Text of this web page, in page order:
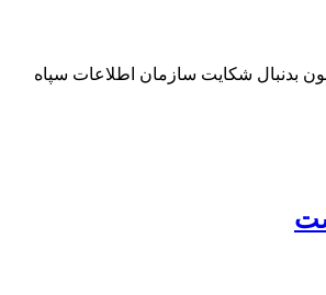
بدنبال شکایت سازمان اطلاعات سپاه